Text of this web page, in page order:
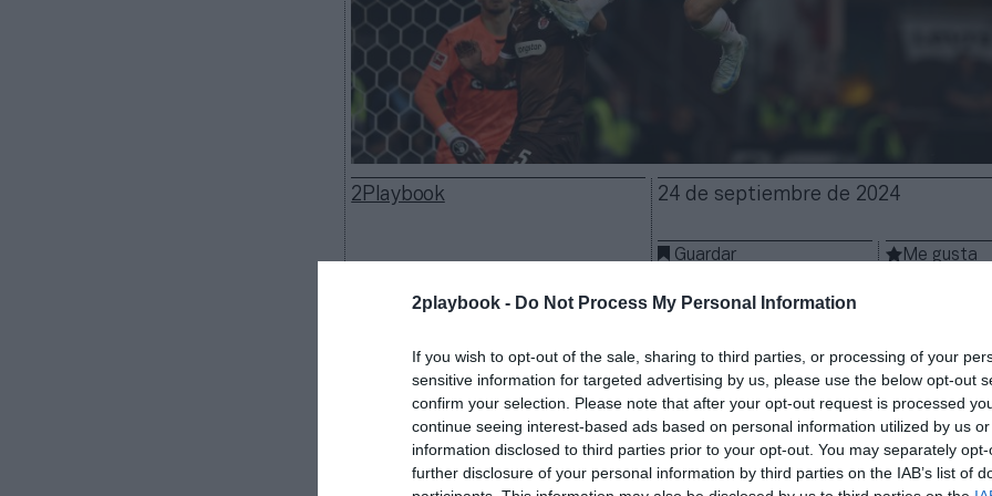
2playbook - Do Not Process My Personal Information
If you wish to opt-out of the sale, sharing to third parties, or processing of your
sensitive information for targeted advertising by us, please use the below opt-out
confirm your selection. Please note that after your opt-out request is processed
continue seeing interest-based ads based on personal information utilized by us
information disclosed to third parties prior to your opt-out. You may separately
further disclosure of your personal information by third parties on the IAB’s list of
2Playbook 24 de septiembre de 2024
Guardar Me gusta
Dazn gana en los tribunales. La Institución Alemana de Arbitraje ha
tribunales por considerar que no cumplió con las bases del
decantarse por la oferta de Sky Deutschland. La decisión obliga a la
promotora del fútbol alemán a sacar un nuevo concurso para las
retransmisiones en Alemania de un paquete formado por 196
temporada, el más importante.